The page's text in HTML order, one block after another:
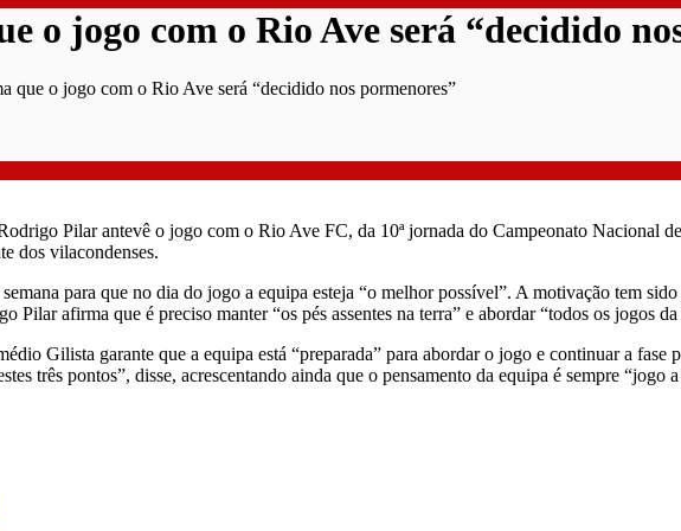
o jogo com o Rio Ave será “decidido
que o jogo com o Rio Ave será “decidido nos pormenores”
Pilar antevê o jogo com o Rio Ave FC, da 10ª jornada do Campeonato Nacional
dos vilacondenses.
para que no dia do jogo a equipa esteja “o melhor possível”. A motivação tem
afirma que é preciso manter “os pés assentes na terra” e abordar “todos os jogos
Gilista garante que a equipa está “preparada” para abordar o jogo e continuar a fase
três pontos”, disse, acrescentando ainda que o pensamento da equipa é sempre “jogo